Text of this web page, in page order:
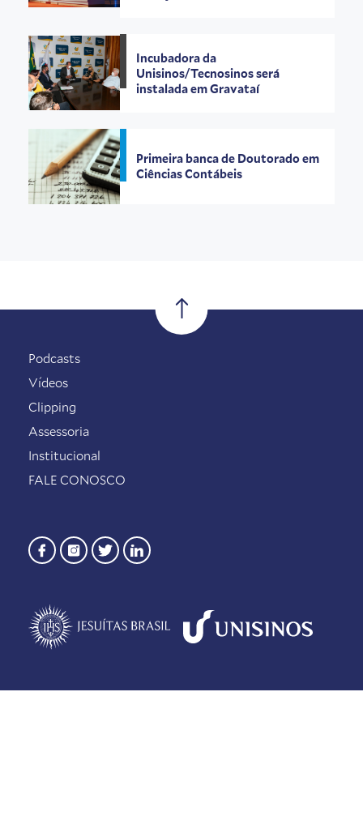
Incubadora da
Unisinos/Tecnosinos será
instalada em Gravataí
Primeira banca de Doutorado em
Ciências Contábeis
Podcasts
Vídeos
Clipping
Assessoria
Institucional
FALE CONOSCO